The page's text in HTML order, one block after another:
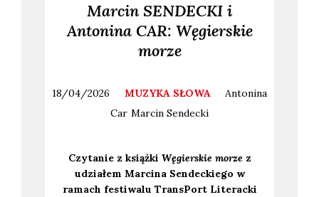
Marcin SENDECKI i
Antonina CAR: Węgierskie
morze
18/04/2026 MUZYKA SŁOWA
Antonina
Car Marcin Sendecki
Czy­ta­nie z książ­ki Węgier­skie morze z
udzia­łem Mar­ci­na Sen­dec­kie­go w
ramach festi­wa­lu Trans­Port Lite­rac­ki